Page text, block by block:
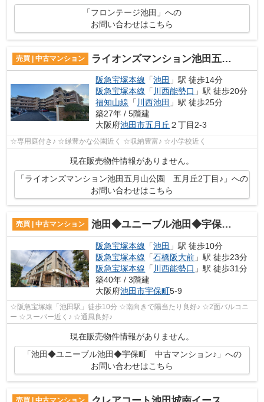
「フロンテージ池田」への
お問い合わせはこちら
売買 | 中古マンション ライオンズマンション池田五月山公園 五月丘2丁目♪
阪急宝塚本線 「池田 」駅 徒歩14分
阪急宝塚本線 「 川西能勢口 」駅 徒歩20分
福知山線 「 川西池田 」駅 徒歩25分
築27年 / 5階建
大阪府池田市五月丘 ２丁目2-3
☆専用庭付き♪ ☆緑豊かな公園近く ☆収納豊富♪ ☆小学校近く
現在販売物件情報がありません。
「ライオンズマンション池田五月山公園 五月丘2丁目♪」への
お問い合わせはこちら
売買 | 中古マンション 池田◆ユニーブル池田◆宇保町 中古マンション♪
阪急宝塚本線 「池田 」駅 徒歩10分
阪急宝塚本線 「石橋阪大前 」駅 徒歩23分
阪急宝塚本線 「 川西能勢口 」駅 徒歩31分
築40年 / 3階建
大阪府池田市宇保町5-9
☆阪急宝塚線「池田駅」徒歩10分 ☆南向きで陽当たり良好♪ ☆2面バルコニ
ー ☆スーパー近く♪ ☆通風良好♪
現在販売物件情報がありません。
「池田◆ユニーブル池田◆宇保町 中古マンション♪」への
お問い合わせはこちら
売買 | 中古マンション